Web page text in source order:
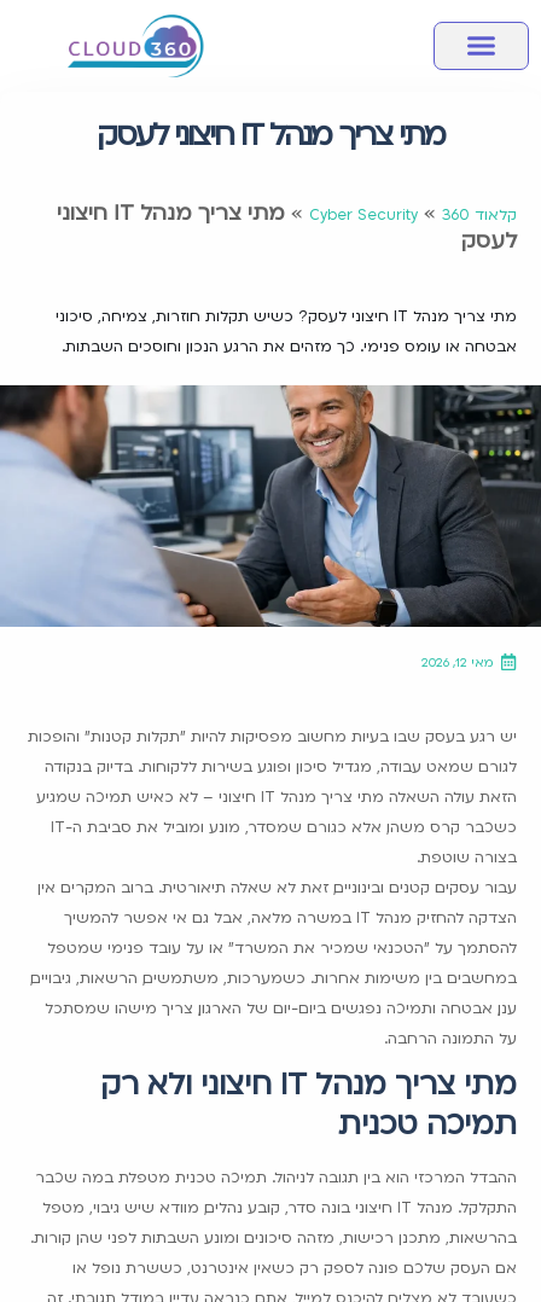
מתי צריך מנהל IT חיצוני לעסק
קלאוד 360 »
Cyber Security
»
מתי צריך מנהל IT חיצוני
לעסק
מתי צריך מנהל IT חיצוני לעסק? כשיש תקלות חוזרות, צמיחה, סיכוני
אבטחה או עומס פנימי. כך מזהים את הרגע הנכון וחוסכים השבתות.
מאי 12, 2026
יש רגע בעסק שבו בעיות מחשוב מפסיקות להיות "תקלות קטנות" והופכות
לגורם שמאט עבודה, מגדיל סיכון ופוגע בשירות ללקוחות. בדיוק בנקודה
הזאת עולה השאלה מתי צריך מנהל IT חיצוני – לא כאיש תמיכה שמגיע
כשכבר קרס משהו, אלא כגורם שמסדר, מונע ומוביל את סביבת ה-IT
בצורה שוטפת.
עבור עסקים קטנים ובינוניים, זאת לא שאלה תיאורטית. ברוב המקרים אין
הצדקה להחזיק מנהל IT במשרה מלאה, אבל גם אי אפשר להמשיך
להסתמך על "הטכנאי שמכיר את המשרד" או על עובד פנימי שמטפל
במחשבים בין משימות אחרות. כשמערכות, משתמשים, הרשאות, גיבויים,
ענן, אבטחה ותמיכה נפגשים ביום-יום של הארגון, צריך מישהו שמסתכל
על התמונה הרחבה.
מתי צריך מנהל IT חיצוני ולא רק
תמיכה טכנית
ההבדל המרכזי הוא בין תגובה לניהול. תמיכה טכנית מטפלת במה שכבר
התקלקל. מנהל IT חיצוני בונה סדר, קובע נהלים, מוודא שיש גיבוי, מטפל
בהרשאות, מתכנן רכישות, מזהה סיכונים ומונע השבתות לפני שהן קורות.
אם העסק שלכם פונה לספק רק כשאין אינטרנט, כששרת נופל או
כשעובד לא מצליח להיכנס למייל, אתם כנראה עדיין במודל תגובתי. זה